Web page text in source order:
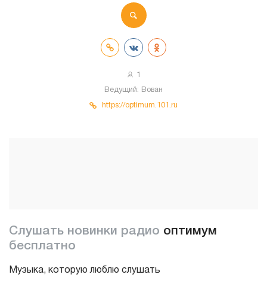
1
Ведущий: Вован
https://optimum.101.ru
Слушать новинки радио оптимум
бесплатно
Музыка, которую люблю слушать